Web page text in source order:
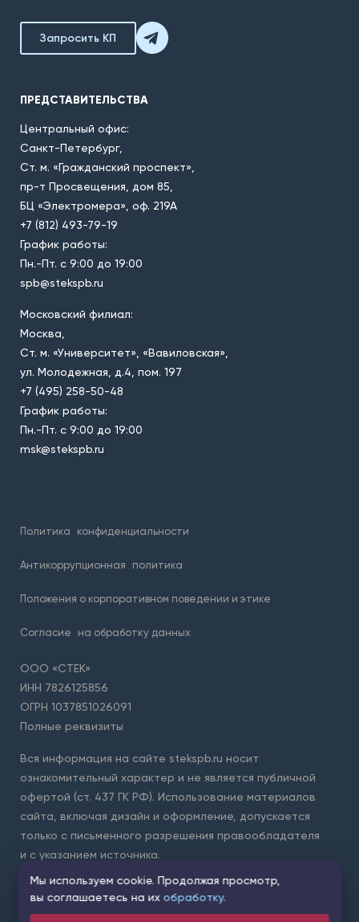
Запросить КП
ПРЕДСТАВИТЕЛЬСТВА
Центральный офис:
Санкт-Петербург,
Ст. м. «Гражданский проспект»,
пр-т Просвещения, дом 85,
БЦ «Электромера», оф. 219А
+7 (812) 493-79-19
График работы:
Пн.-Пт. с 9:00 до 19:00
spb@stekspb.ru
Московский филиал:
Москва,
Ст. м. «Университет», «Вавиловская»,
ул. Молодежная, д.4, пом. 197
+7 (495) 258-50-48
График работы:
Пн.-Пт. с 9:00 до 19:00
msk@stekspb.ru
Политика конфиденциальности
Антикоррупционная политика
Положения о корпоративном поведении и этике
Согласие на обработку данных
ООО «СТЕК»
ИНН 7826125856
ОГРН 1037851026091
Полные реквизиты
Вся информация на сайте stekspb.ru носит
ознакомительный характер и не является публичной
офертой (ст. 437 ГК РФ). Использование материалов
сайта, включая дизайн и оформление, допускается
только с письменного разрешения правообладателя
и с указанием источника.
Для защиты форм на сайте используется сервис Yandex
SmartCaptcha. Применяютсяусловия обработки данных
Мы используем cookie. Продолжая просмотр,
вы соглашаетесь на их обработку.